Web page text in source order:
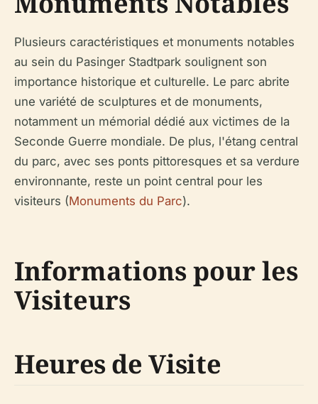
Plusieurs caractéristiques et monuments notables
au sein du Pasinger Stadtpark soulignent son
importance historique et culturelle. Le parc abrite
une variété de sculptures et de monuments,
notamment un mémorial dédié aux victimes de la
Seconde Guerre mondiale. De plus, l'étang central
du parc, avec ses ponts pittoresques et sa verdure
environnante, reste un point central pour les
visiteurs (Monuments du Parc).
Informations pour les
Visiteurs
Heures de Visite